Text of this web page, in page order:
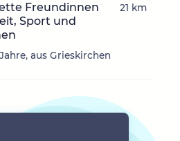
Freundinnen
Sport und
aus Grieskirchen
21 km